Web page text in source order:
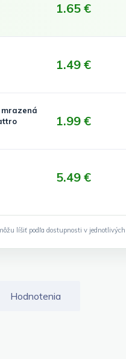
1.65 €
1.49 €
1.99 €
5.49 €
líšiť podľa dostupnosti v
Hodnotenia